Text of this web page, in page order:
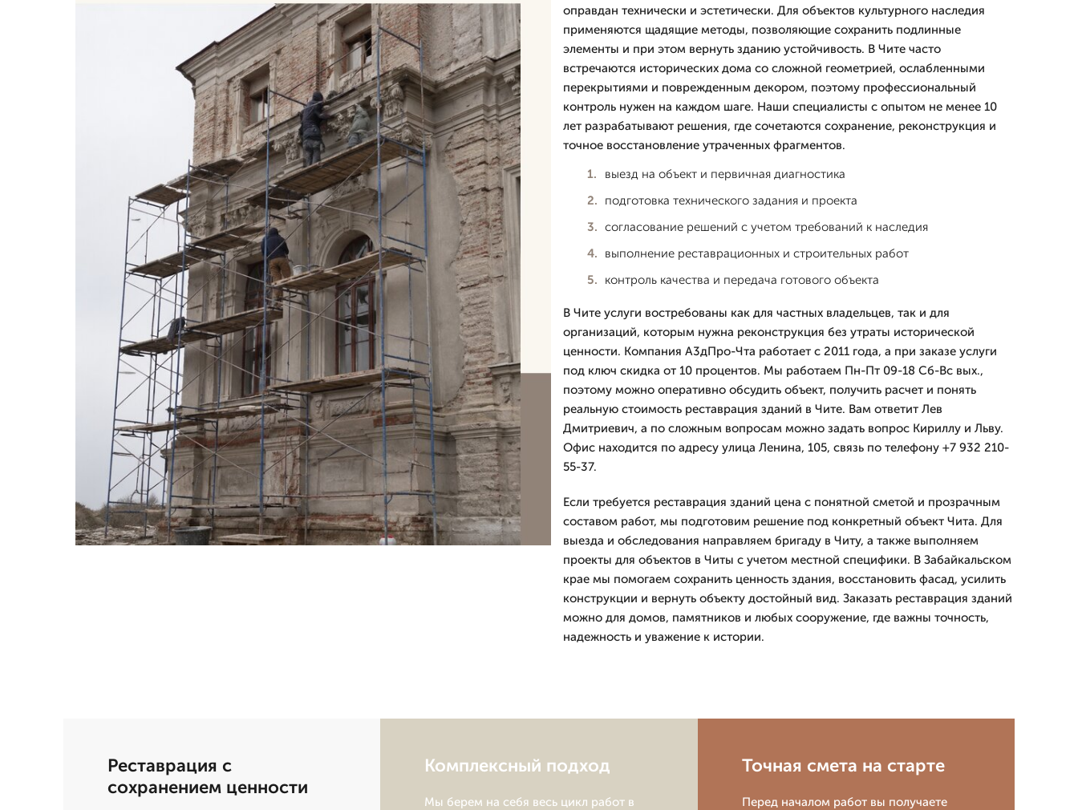
оправдан технически и эстетически. Для объектов культурного наследия
применяются щадящие методы, позволяющие сохранить подлинные
элементы и при этом вернуть зданию устойчивость. В Чите часто
встречаются исторических дома со сложной геометрией, ослабленными
перекрытиями и поврежденным декором, поэтому профессиональный
контроль нужен на каждом шаге. Наши специалисты с опытом не менее 10
лет разрабатывают решения, где сочетаются сохранение, реконструкция и
точное восстановление утраченных фрагментов.
выезд на объект и первичная диагностика
подготовка технического задания и проекта
согласование решений с учетом требований к наследия
выполнение реставрационных и строительных работ
контроль качества и передача готового объекта
В Чите услуги востребованы как для частных владельцев, так и для
организаций, которым нужна реконструкция без утраты исторической
ценности. Компания А3дПро-Чта работает с 2011 года, а при заказе услуги
под ключ скидка от 10 процентов. Мы работаем Пн-Пт 09-18 Сб-Вс вых.,
поэтому можно оперативно обсудить объект, получить расчет и понять
реальную стоимость реставрация зданий в Чите. Вам ответит Лев
Дмитpиевич, а по сложным вопросам можно задать вопрос Кириллу и Льву.
Офис находится по адресу улица Ленина, 105, связь по телефону +7 932 210-
55-37.
Если требуется реставрация зданий цена с понятной сметой и прозрачным
составом работ, мы подготовим решение под конкретный объект Чита. Для
выезда и обследования направляем бригаду в Читу, а также выполняем
проекты для объектов в Читы с учетом местной специфики. В Забайкальском
крае мы помогаем сохранить ценность здания, восстановить фасад, усилить
конструкции и вернуть объекту достойный вид. Заказать реставрация зданий
можно для домов, памятников и любых сооружение, где важны точность,
надежность и уважение к истории.
Реставрация с
сохранением ценности
Комплексный подход
Мы берем на себя весь цикл работ в
Точная смета на старте
Перед началом работ вы получаете